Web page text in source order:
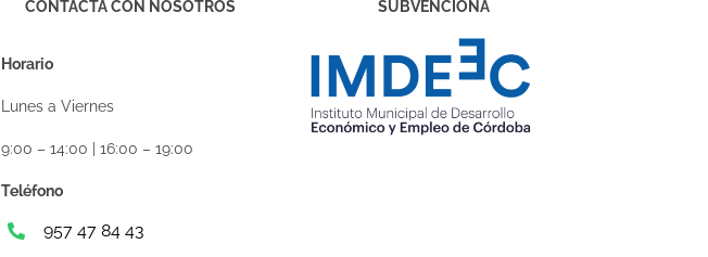
CONTACTA CON NOSOTROS
Horario
Lunes a Viernes
9:00 – 14:00 | 16:00 – 19:00
Teléfono
957 47 84 43
SUBVENCIONA